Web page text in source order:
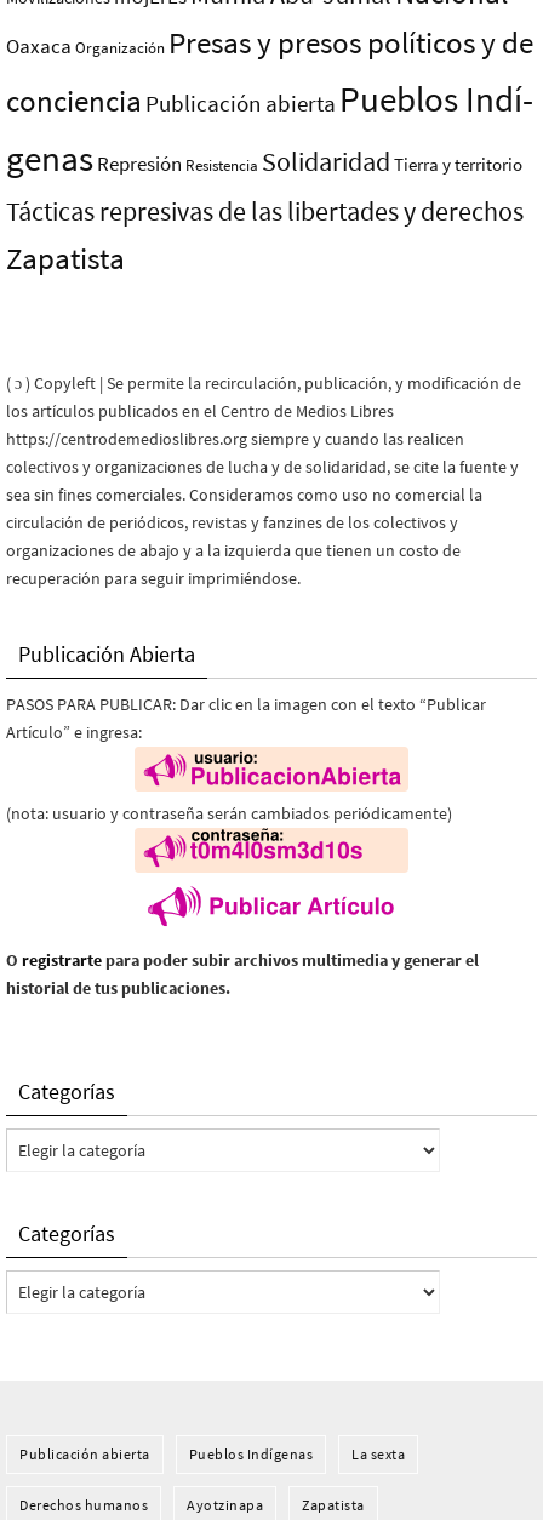
Oaxaca Organización Presas y presos polí­ticos y de
conciencia Publicación abierta Pueblos Indí­
genasRepresión Resistencia Solidaridad Tierra y territorio
Tácticas represivas de las libertades y derechos
Zapatista
( ɔ ) Copyleft | Se permite la recirculación, publicación, y modificación de
los artículos publicados en el Centro de Medios Libres
https://centrodemedioslibres.org siempre y cuando las realicen
colectivos y organizaciones de lucha y de solidaridad, se cite la fuente y
sea sin fines comerciales. Consideramos como uso no comercial la
circulación de periódicos, revistas y fanzines de los colectivos y
organizaciones de abajo y a la izquierda que tienen un costo de
recuperación para seguir imprimiéndose.
Publicación Abierta
PASOS PARA PUBLICAR: Dar clic en la imagen con el texto “Publicar
Artículo” e ingresa:
(nota: usuario y contraseña serán cambiados periódicamente)
O registrarte para poder subir archivos multimedia y generar el
historial de tus publicaciones.
Categorías
Categorías
Categorías
Categorías
Publicación abierta Pueblos Indí­genas La sexta
Derechos humanos Ayotzinapa Zapatista